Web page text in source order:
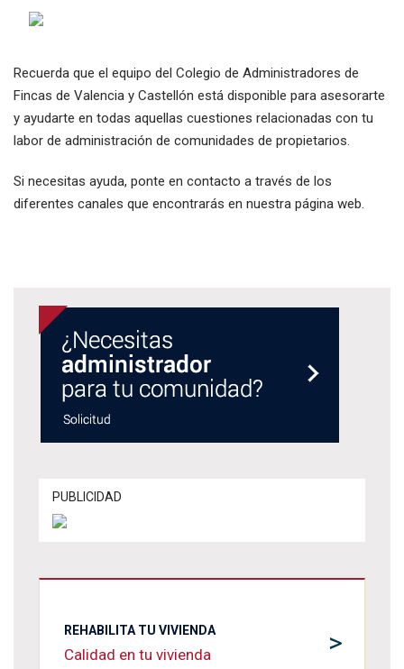
Recuerda que el equipo del Colegio de Administradores de
Fincas de Valencia y Castellón está disponible para asesorarte
y ayudarte en todas aquellas cuestiones relacionadas con tu
labor de administración de comunidades de propietarios.
Si necesitas ayuda, ponte en contacto a través de los
diferentes canales que encontrarás en nuestra página web.
PUBLICIDAD
>
REHABILITA TU VIVIENDA
Calidad en tu vivienda